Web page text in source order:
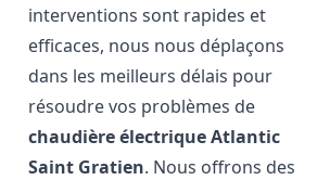
interventions sont rapides et
efficaces, nous nous déplaçons
dans les meilleurs délais pour
résoudre vos problèmes de
chaudière électrique Atlantic
Saint Gratien. Nous offrons des